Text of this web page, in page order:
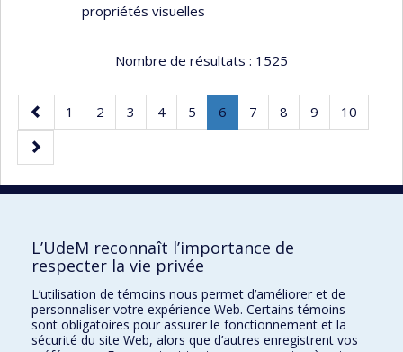
propriétés visuelles
Nombre de résultats : 1525
Page
précédente
Page
1 Page
2 Page
3 Page
4 Page
5 Page
6
Page
Page
7 Page
8 Page
9 Page
10
Page
suivante
Faculté des sciences de l'éducation
Pavillon Marie-Victorin
L’UdeM reconnaît l’importance de
respecter la vie privée
L’utilisation de témoins nous permet d’améliorer et de
personnaliser votre expérience Web. Certains témoins
sont obligatoires pour assurer le fonctionnement et la
sécurité du site Web, alors que d’autres enregistrent vos